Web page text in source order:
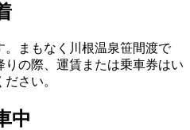
。まもなく川根温泉笹間渡で
の際、運賃または乗車券はい
さい。
中